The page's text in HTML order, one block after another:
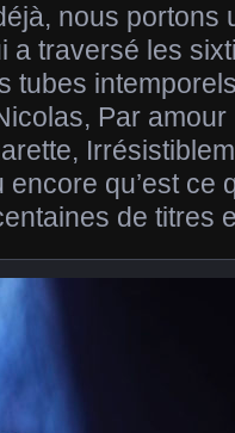
nous portons
a traversé les
tubes
Par amour
qu’est ce
de titres